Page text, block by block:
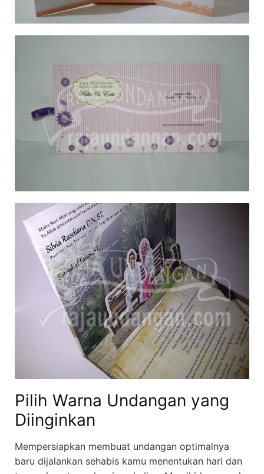
Pilih Warna Undangan yang
Diinginkan
Mempersiapkan membuat undangan optimalnya
baru dijalankan sehabis kamu menentukan hari dan